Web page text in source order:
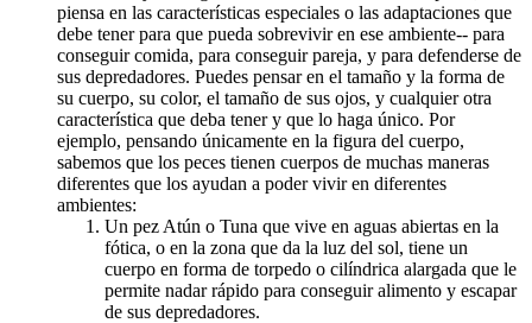
piensa en las características especiales o las adaptaciones que
debe tener para que pueda sobrevivir en ese ambiente-- para
conseguir comida, para conseguir pareja, y para defenderse de
sus depredadores. Puedes pensar en el tamaño y la forma de
su cuerpo, su color, el tamaño de sus ojos, y cualquier otra
característica que deba tener y que lo haga único. Por
ejemplo, pensando únicamente en la figura del cuerpo,
sabemos que los peces tienen cuerpos de muchas maneras
diferentes que los ayudan a poder vivir en diferentes
ambientes:
Un pez Atún o Tuna que vive en aguas abiertas en la
fótica, o en la zona que da la luz del sol, tiene un
cuerpo en forma de torpedo o cilíndrica alargada que le
permite nadar rápido para conseguir alimento y escapar
de sus depredadores.